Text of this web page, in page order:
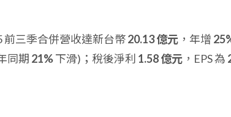
前三季合併營收達新台幣20.13 億元 ，年增
同期 21%下滑)；稅後淨利 1.58 億元 ，EPS 為